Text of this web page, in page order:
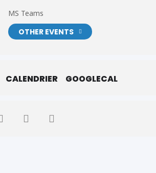
MS Teams
OTHER EVENTS
CALENDRIER GOOGLECAL